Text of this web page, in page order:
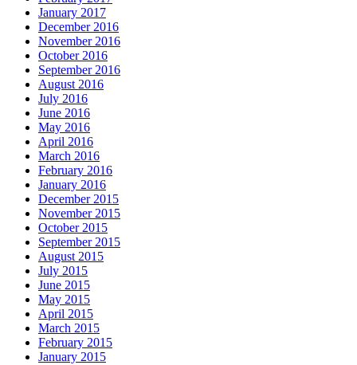
January 2017
December 2016
November 2016
October 2016
September 2016
August 2016
July 2016
June 2016
May 2016
April 2016
March 2016
February 2016
January 2016
December 2015
November 2015
October 2015
September 2015
August 2015
July 2015
June 2015
May 2015
April 2015
March 2015
February 2015
January 2015